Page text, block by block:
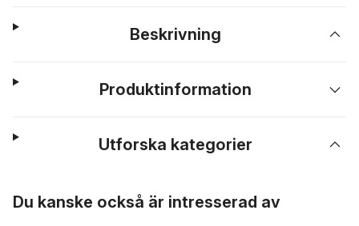
Beskrivning
Produktinformation
Utforska kategorier
Du kanske också är intresserad av